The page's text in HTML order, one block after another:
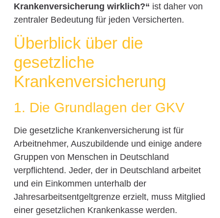
Krankenversicherung wirklich?“ ist daher von
zentraler Bedeutung für jeden Versicherten.
Überblick über die
gesetzliche
Krankenversicherung
1. Die Grundlagen der GKV
Die gesetzliche Krankenversicherung ist für
Arbeitnehmer, Auszubildende und einige andere
Gruppen von Menschen in Deutschland
verpflichtend. Jeder, der in Deutschland arbeitet
und ein Einkommen unterhalb der
Jahresarbeitsentgeltgrenze erzielt, muss Mitglied
einer gesetzlichen Krankenkasse werden.